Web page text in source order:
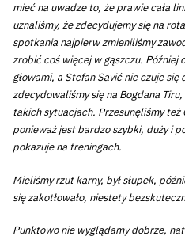
mieć na uwadze to, że prawie cała
uznaliśmy, że zdecydujemy się na
spotkania najpierw zmieniliśmy
zrobić coś więcej w gąszczu. Później
głowami, a Stefan Savić nie czuje
zdecydowaliśmy się na Bogdana
takich sytuacjach. Przesunęliśmy też
ponieważ jest bardzo szybki, duży i
pokazuje na treningach.
Mieliśmy rzut karny, był słupek,
się zakotłowało, niestety
Punktowo nie wyglądamy dobrze,